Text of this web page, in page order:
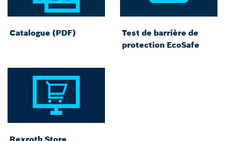
Catalogue (PDF)
Test de barrière de
protection EcoSafe
Rexroth Store